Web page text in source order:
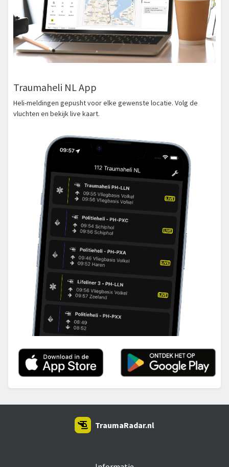
Traumaheli NL App
Heli-meldingen gepusht voor elke gewenste locatie. Volg de
vluchten en bekijk live kaart.
TraumaRadar.nl